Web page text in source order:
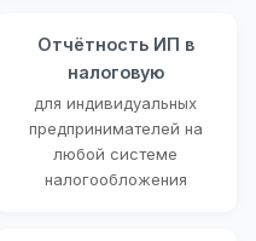
Отчётность ИП в
налоговую
для индивидуальных
предпринимателей на
любой системе
налогообложения